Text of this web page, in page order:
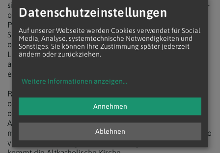
sieben orthodoxe Kirchen feste Strukturen: die Griechisch-
orthodoxe Kirche (Ökumenisches Patriarchat), das
Patriarchat von Antiochien, die Russisch-orthodoxe,
Serbisch-orthodoxe, Rumänisch-orthodoxe, Bulgarisch-
orthodoxe und Georgisch-Orthodoxe Kirche. Schüler wie
Lehrer gehören einer dieser sieben eigenständigen oder
auch anderen orthodoxen Kirchen an, es gibt aber nur
einen gemeinsamen Unterricht.
Religionsunterricht bieten auch die Orientalisch-
orthodoxen Kirchen in Österreich an: Die Koptisch-
orthodoxe Kirche, Syrisch-orthodoxe Kirche und die
Armenisch-apostolische Kirche kommen zusammen auf
mehr als 1.000 Schülerinnen und Schüler. Auf rund halb so
viele Kinder und Jugendliche im Religionsunterricht
Datenschutzeinstellungen
Auf unserer Webseite werden Cookies verwendet für Social
Media, Analyse, systemtechnische Notwendigkeiten und
Sonstiges. Sie können Ihre Zustimmung später jederzeit
ändern oder zurückziehen.
Weitere Informationen anzeigen...
Ablehnen
Annehmen